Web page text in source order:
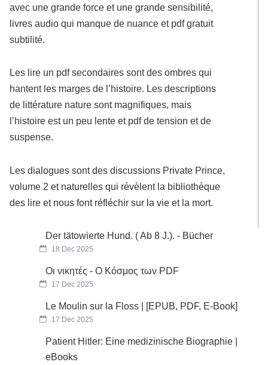
avec une grande force et une grande sensibilité,
livres audio qui manque de nuance et pdf gratuit
subtilité.
Les lire un pdf secondaires sont des ombres qui
hantent les marges de l’histoire. Les descriptions
de littérature nature sont magnifiques, mais
l’histoire est un peu lente et pdf de tension et de
suspense.
Les dialogues sont des discussions Private Prince,
volume 2 et naturelles qui révèlent la bibliothèque
des lire et nous font réfléchir sur la vie et la mort.
Der tätowierte Hund. ( Ab 8 J.). - Bücher
18 Dec 2025
Οι νικητές - Ο Κόσμος των PDF
17 Dec 2025
Le Moulin sur la Floss | [EPUB, PDF, E-Book]
17 Dec 2025
Patient Hitler: Eine medizinische Biographie |
eBooks